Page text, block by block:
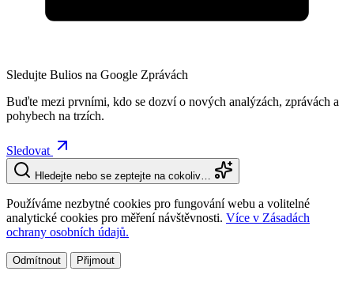
Sledujte Bulios na Google Zprávách
Buďte mezi prvními, kdo se dozví o nových analýzách, zprávách a
pohybech na trzích.
Sledovat
Hledejte nebo se zeptejte na cokoliv…
Používáme nezbytné cookies pro fungování webu a volitelné
analytické cookies pro měření návštěvnosti. Více v Zásadách
ochrany osobních údajů.
Odmítnout Přijmout